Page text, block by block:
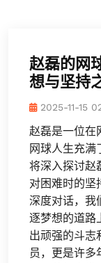
赵磊的网
想与坚持
2025-11-15
赵磊是一位在
网球人生充满
将深入探讨赵
对困难时的坚
深度对话，我
逐梦想的道路
出顽强的斗志
员，更是许多